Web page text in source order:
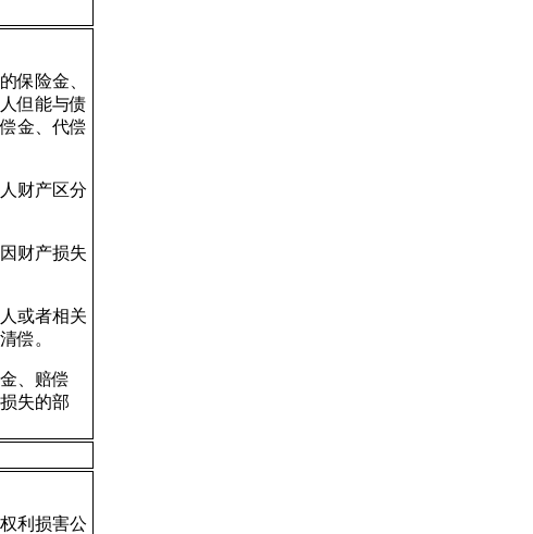
保险金、
但能与债
金、代偿
财产区分
财产损失
或者相关
偿。
、赔偿
失的部
利损害公